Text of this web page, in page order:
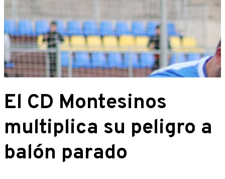
El CD Montesinos
multiplica su peligro a
balón parado